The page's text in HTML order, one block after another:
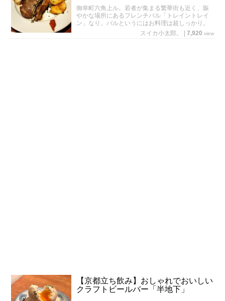
御幸町六角上ル。若者が集まる繁華街も近く、賑
やかな場所にあるフレンチバル「トレイントレイ
ン」なり。バルというにはお料理は超しっかり。
スイカ小太郎。
7,920 view
【京都立ち飲み】おしゃれでおいしい
クラフトビールバー「半地下」